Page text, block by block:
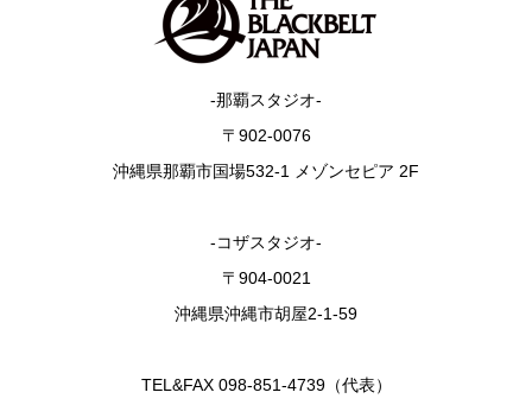
-那覇スタジオ-
〒902-0076
沖縄県那覇市国場532-1 メゾンセピア 2F
-コザスタジオ-
〒904-0021
沖縄県沖縄市胡屋2-1-59
TEL&FAX 098-851-4739（代表）